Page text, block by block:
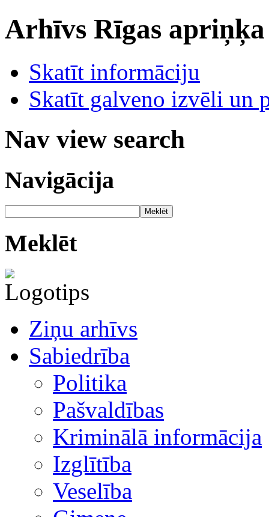
Arhīvs Rīgas
Skatīt informāciju
Skatīt galveno izvēli un
Nav view search
Navigācija
Meklēt
Meklēt
Ziņu arhīvs
Sabiedrība
Politika
Pašvaldības
Kriminālā informācija
Izglītība
Veselība